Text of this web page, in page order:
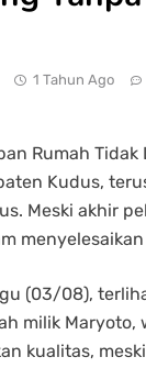
1 Tahun Ago
Rumah
Kudus,
Meski akhir
(03/08),
milik Maryoto,
kualitas,